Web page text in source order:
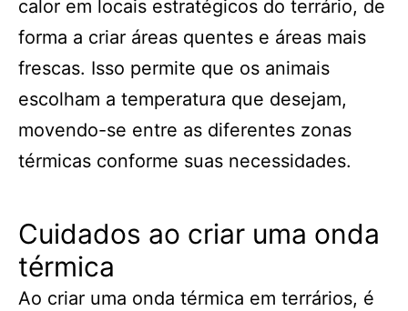
calor em locais estratégicos do terrário, de
forma a criar áreas quentes e áreas mais
frescas. Isso permite que os animais
escolham a temperatura que desejam,
movendo-se entre as diferentes zonas
térmicas conforme suas necessidades.
Cuidados ao criar uma onda
térmica
Ao criar uma onda térmica em terrários, é